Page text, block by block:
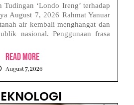
Tudingan ‘Londo Ireng’ terhadap
August 7, 2026 Rahmat Yanuar
air kembali menghangat dan
nasional. Penggunaan frasa
Read More
August 7, 2026